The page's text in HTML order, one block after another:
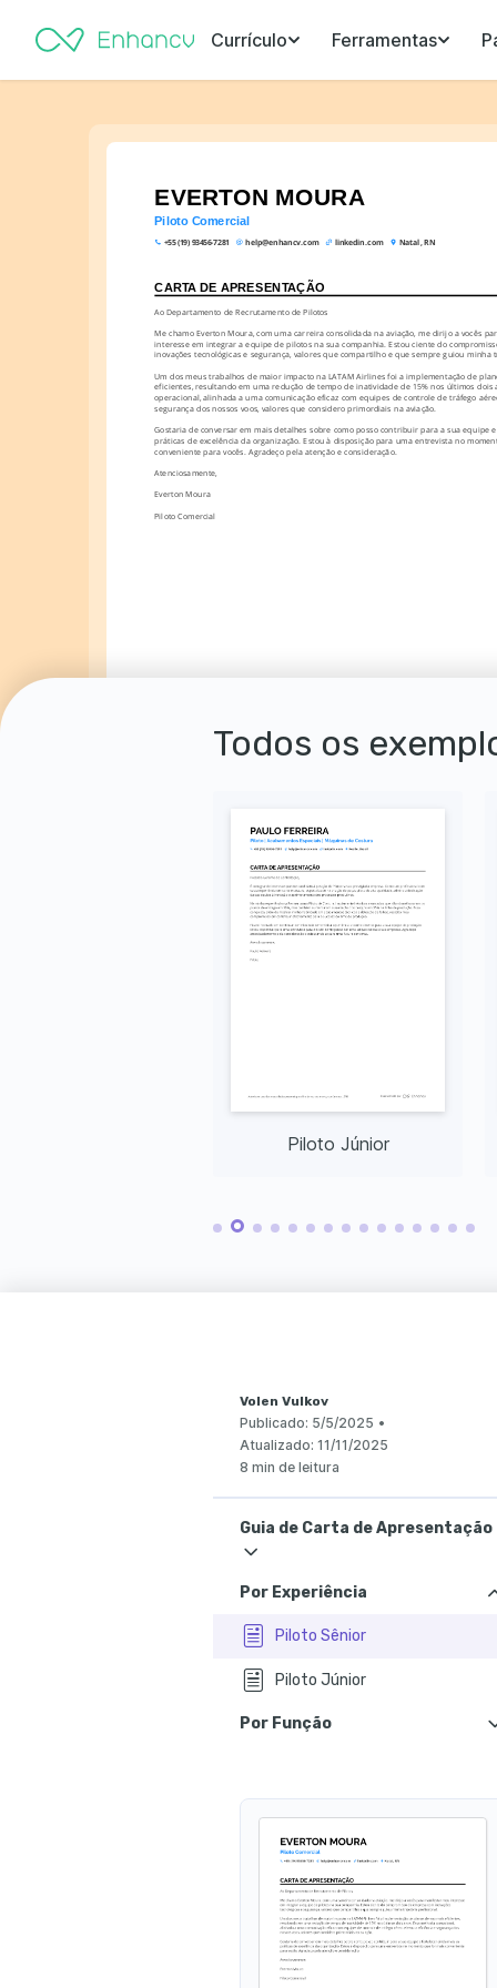
Currículo Ferramentas
EVERTON MOURA
Piloto Comercial
+55 (19) 93456-7281 help@enhancv.com linkedin.com Natal, RN
CARTA DE APRESENTAÇÃO
Ao Departamento de Recrutamento de Pilotos
Me chamo Everton Moura, com uma carreira consolidada na aviação, me dirijo a vocês
interesse em integrar a equipe de pilotos na sua companhia. Estou ciente do
inovações tecnológicas e segurança, valores que compartilho e que sempre guiou minha
Um dos meus trabalhos de maior impacto na LATAM Airlines foi a implementação de
eficientes, resultando em uma redução de tempo de inatividade de 15% nos últimos dois
operacional, alinhada a uma comunicação eficaz com equipes de controle de tráfego
segurança dos nossos voos, valores que considero primordiais na aviação.
Gostaria de conversar em mais detalhes sobre como posso contribuir para a sua equipe
práticas de excelência da organização. Estou à disposição para uma entrevista no
conveniente para vocês. Agradeço pela atenção e consideração.
Atenciosamente,
Everton Moura
Piloto Comercial
Todos os
Piloto Júnior
Volen Vulkov
Publicado: 5/5/2025 •
Atualizado: 11/11/2025
8 min de leitura
Guia de Carta de Apresentação
Por Experiência
Piloto Sênior
Piloto Júnior
Por Função
Piloto de Jato Executivo
Piloto de Pesquisa
Piloto de Drone